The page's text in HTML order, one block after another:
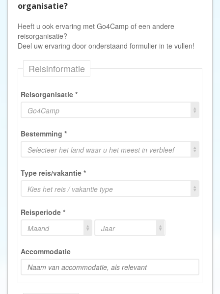
organisatie?
Heeft u ook ervaring met Go4Camp of een andere
reisorganisatie?
Deel uw ervaring door onderstaand formulier in te vullen!
Reisinformatie
Reisorganisatie *
Go4Camp
Bestemming *
Selecteer het land waar u het meest in verbleef
Type reis/vakantie *
Kies het reis / vakantie type
Reisperiode *
Maand
Jaar
Accommodatie